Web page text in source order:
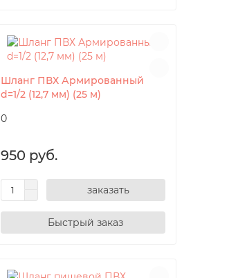
Шланг ПВХ Армированный
d=1/2 (12,7 мм) (25 м)
0
950 руб.
заказать